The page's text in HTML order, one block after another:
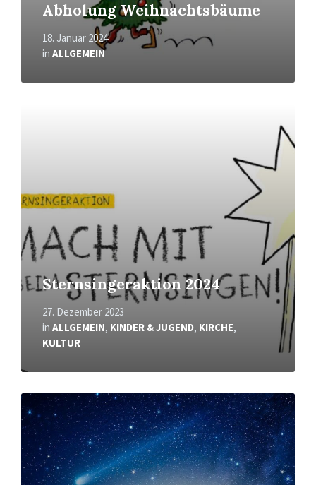
Abholung Weihnachtsbäume
18. Januar 2024
in ALLGEMEIN
Sternsingeraktion 2024
27. Dezember 2023
in ALLGEMEIN, KINDER & JUGEND, KIRCHE,
KULTUR
Mehr
erfahren